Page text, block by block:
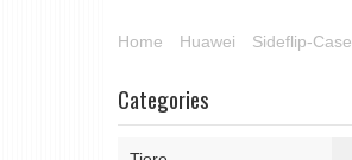
Home Huawei Sideflip-Case
Categories